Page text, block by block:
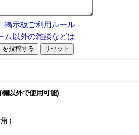
掲示板ご利用ルール
ム以外の雑談などは
以外で使用可能)
）